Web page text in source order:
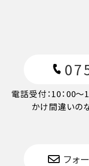
電話受付：10：00～
かけ間違いの
フォ